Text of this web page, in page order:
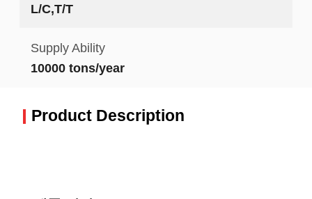
L/C,T/T
Supply Ability
10000 tons/year
Product Description